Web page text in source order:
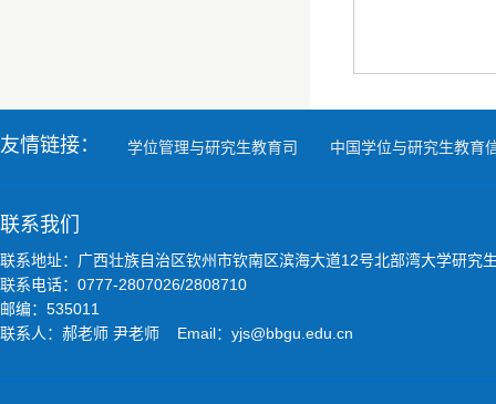
友情链接： 学位管理与研究生教育司 中国学位与研究生教育
联系我们
联系地址：广西壮族自治区钦州市钦南区滨海大道12号北部湾大学研究
联系电话：0777-2807026/2808710
邮编：535011
联系人：郝老师 尹老师 Email：yjs@bbgu.edu.cn